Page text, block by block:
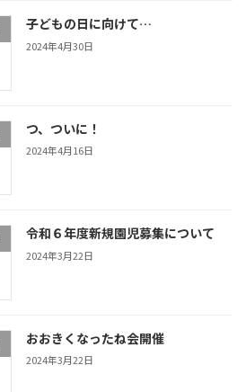
子どもの日に向けて…
2024年4月30日
つ、ついに！
2024年4月16日
令和６年度新規園児募集について
2024年3月22日
おおきくなったね会開催
2024年3月22日